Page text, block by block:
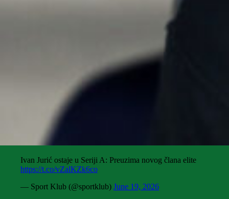
Ivan Jurić ostaje u Seriji A: Preuzima novog člana elite
https://t.co/vZalKZk6co
— Sport Klub (@sportklub) June 19, 2026